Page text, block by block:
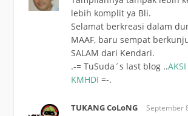
lebih komplit ya Bli.
Selamat berkreasi dalam
MAAF, baru sempat
SALAM dari Kendari.
.-= TuSuda´s last blog ..
KMHDI =-.
TUKANG CoLoNG September